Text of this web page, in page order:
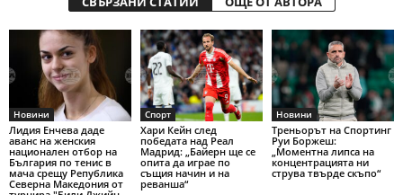
Новини
Лидия Енчева даде
аванс на женския
национален отбор на
България по тенис в
мача срещу Република
Северна Македония от
Спорт
Хари Кейн след
победата над Реал
Мадрид: „Байерн ще се
опита да играе по
същия начин и на
реванша“
Новини
Треньорът на Спортинг
Руи Боржеш:
„Моментна липса на
концентрацията ни
струва твърде скъпо“